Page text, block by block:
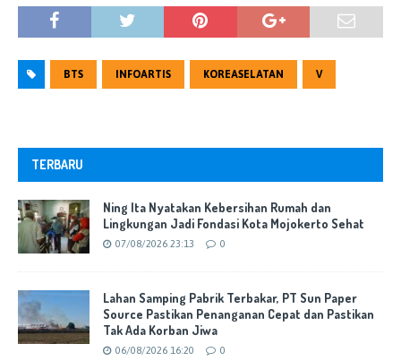
BTS INFOARTIS KOREASELATAN V
TERBARU
Ning Ita Nyatakan Kebersihan Rumah dan
Lingkungan Jadi Fondasi Kota Mojokerto Sehat
07/08/2026 23:13 0
Lahan Samping Pabrik Terbakar, PT Sun Paper
Source Pastikan Penanganan Cepat dan Pastikan
Tak Ada Korban Jiwa
06/08/2026 16:20 0